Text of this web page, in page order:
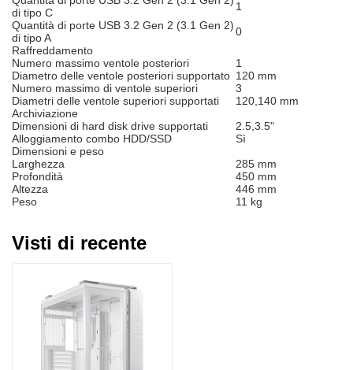
di tipo C
1
Quantità di porte USB 3.2 Gen 2 (3.1 Gen 2)
di tipo A
0
Raffreddamento
Numero massimo ventole posteriori
1
Diametro delle ventole posteriori supportato 120 mm
Numero massimo di ventole superiori
3
Diametri delle ventole superiori supportati
120,140 mm
Archiviazione
Dimensioni di hard disk drive supportati
2.5,3.5"
Alloggiamento combo HDD/SSD
Sì
Dimensioni e peso
Larghezza
285 mm
Profondità
450 mm
Altezza
446 mm
Peso
11 kg
Visti di recente